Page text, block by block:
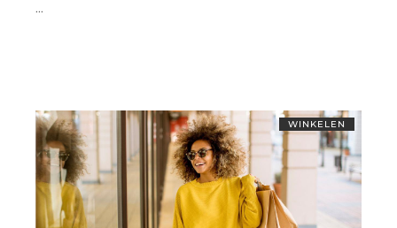
...
WINKELEN